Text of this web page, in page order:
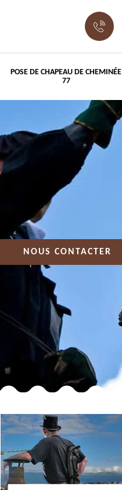
POSE DE CHAPEAU DE CHEMINÉE
77
NOUS CONTACTER